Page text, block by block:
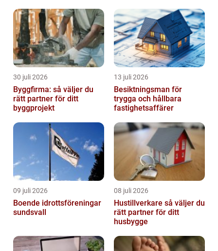
30 juli 2026
Byggfirma: så väljer du
rätt partner för ditt
byggprojekt
13 juli 2026
Besiktningsman för
trygga och hållbara
fastighetsaffärer
09 juli 2026
Boende idrottsföreningar
sundsvall
08 juli 2026
Hustillverkare så väljer du
rätt partner för ditt
husbygge